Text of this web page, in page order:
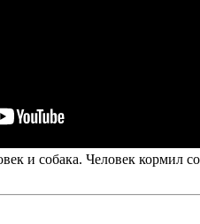
и собака. Человек кормил